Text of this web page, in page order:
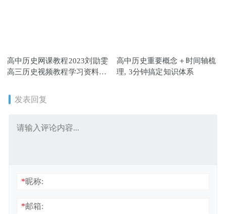
高中历史网课教程2023刘勖雯
高三历史视频教程学习资料下
高中历史重要概念＋时间轴梳
理, 3分钟搞定知识体系
发表回复
*昵称:
*邮箱: